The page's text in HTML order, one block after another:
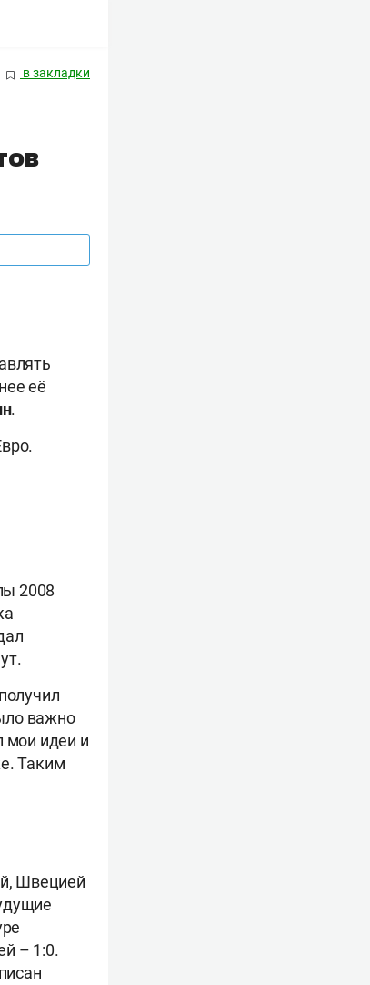
в закладки
её
.
2008
важно
мои идеи и
Таким
Швецией
– 1:0.